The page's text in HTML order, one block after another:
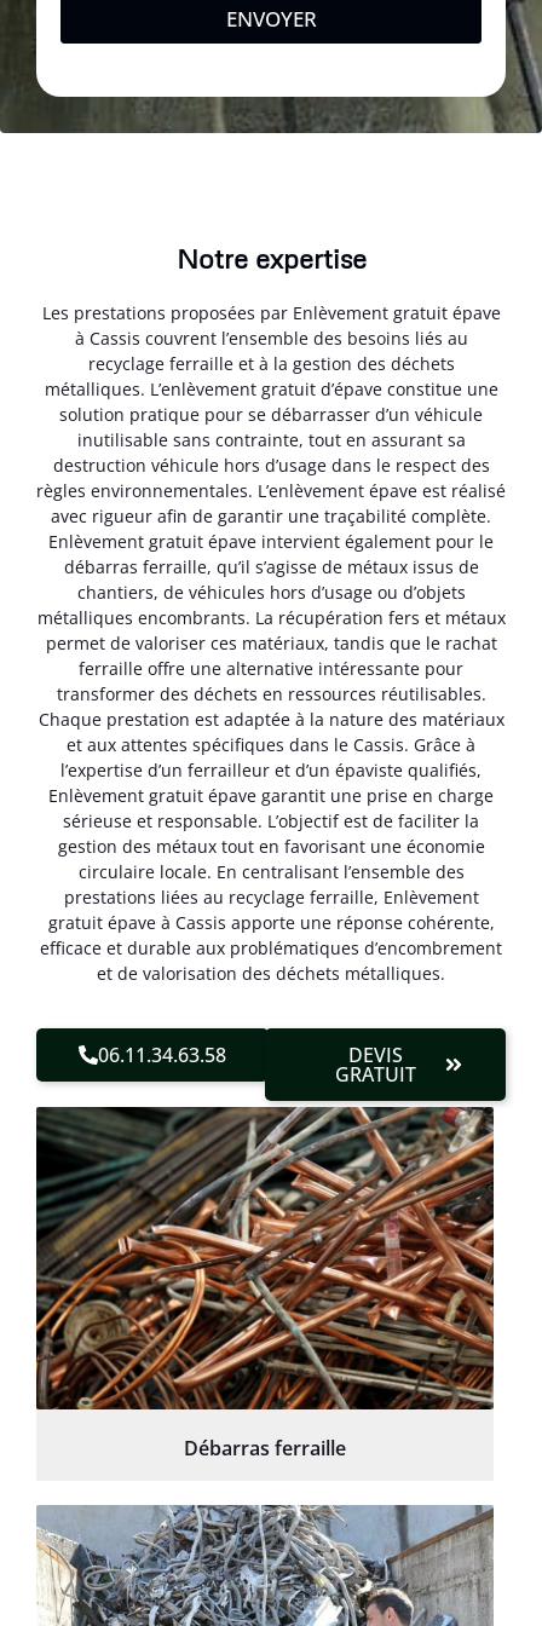
ENVOYER
Notre expertise
Les prestations proposées par Enlèvement gratuit épave
à Cassis couvrent l’ensemble des besoins liés au
recyclage ferraille et à la gestion des déchets
métalliques. L’enlèvement gratuit d’épave constitue une
solution pratique pour se débarrasser d’un véhicule
inutilisable sans contrainte, tout en assurant sa
destruction véhicule hors d’usage dans le respect des
règles environnementales. L’enlèvement épave est réalisé
avec rigueur afin de garantir une traçabilité complète.
Enlèvement gratuit épave intervient également pour le
débarras ferraille, qu’il s’agisse de métaux issus de
chantiers, de véhicules hors d’usage ou d’objets
métalliques encombrants. La récupération fers et métaux
permet de valoriser ces matériaux, tandis que le rachat
ferraille offre une alternative intéressante pour
transformer des déchets en ressources réutilisables.
Chaque prestation est adaptée à la nature des matériaux
et aux attentes spécifiques dans le Cassis. Grâce à
l’expertise d’un ferrailleur et d’un épaviste qualifiés,
Enlèvement gratuit épave garantit une prise en charge
sérieuse et responsable. L’objectif est de faciliter la
gestion des métaux tout en favorisant une économie
circulaire locale. En centralisant l’ensemble des
prestations liées au recyclage ferraille, Enlèvement
gratuit épave à Cassis apporte une réponse cohérente,
efficace et durable aux problématiques d’encombrement
et de valorisation des déchets métalliques.
06.11.34.63.58 DEVIS
GRATUIT
Débarras ferraille